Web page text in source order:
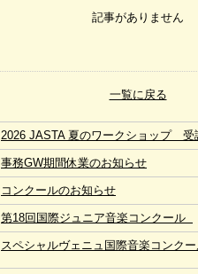
記事がありません
一覧に戻る
2026 JASTA 夏のワークショップ 受
事務GW期間休業のお知らせ
コンクールのお知らせ
第18回国際ジュニア音楽コンクール
スペシャルヴェニュ国際音楽コンク